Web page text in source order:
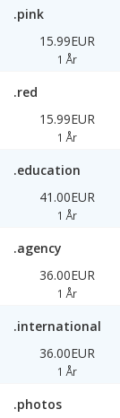
.pink
15.99EUR
1 År
.red
15.99EUR
1 År
.education
41.00EUR
1 År
.agency
36.00EUR
1 År
.international
36.00EUR
1 År
.photos